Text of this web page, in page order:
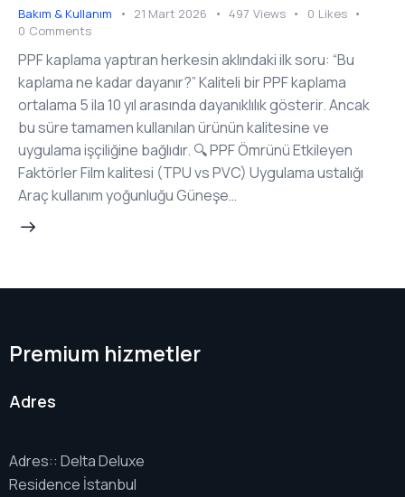
Bakım & Kullanım 21 Mart 2026 497 Views 0 Likes
0 Comments
PPF kaplama yaptıran herkesin aklındaki ilk soru: “Bu
kaplama ne kadar dayanır?” Kaliteli bir PPF kaplama
ortalama 5 ila 10 yıl arasında dayanıklılık gösterir. Ancak
bu süre tamamen kullanılan ürünün kalitesine ve
uygulama işçiliğine bağlıdır. 🔍 PPF Ömrünü Etkileyen
Faktörler Film kalitesi (TPU vs PVC) Uygulama ustalığı
Araç kullanım yoğunluğu Güneşe…
Premium hizmetler
Adres
Adres:: Delta Deluxe
Residence İstanbul